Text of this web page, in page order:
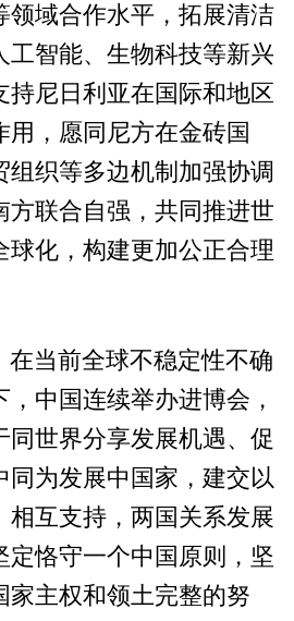
领域合作水平，拓展清洁
工智能、生物科技等新兴
持尼日利亚在国际和地区
用，愿同尼方在金砖国
组织等多边机制加强协调
方联合自强，共同推进世
球化，构建更加公正合理
在当前全球不稳定性不确
中国连续举办进博会，
同世界分享发展机遇、促
同为发展中国家，建交以
相互支持，两国关系发展
定恪守一个中国原则，坚
家主权和领土完整的努